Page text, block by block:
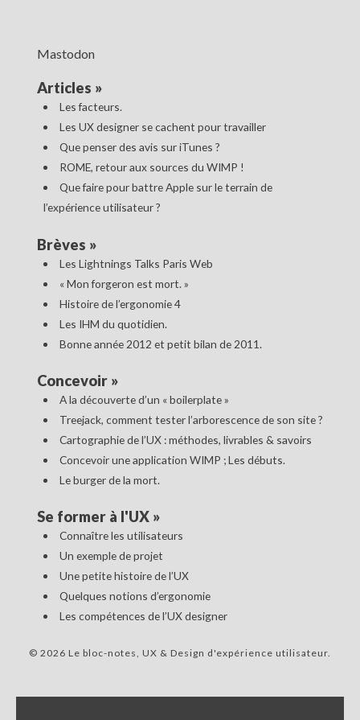
Mastodon
Articles »
Les facteurs.
Les UX designer se cachent pour travailler
Que penser des avis sur iTunes ?
ROME, retour aux sources du WIMP !
Que faire pour battre Apple sur le terrain de
l’expérience utilisateur ?
Brèves »
Les Lightnings Talks Paris Web
« Mon forgeron est mort. »
Histoire de l’ergonomie 4
Les IHM du quotidien.
Bonne année 2012 et petit bilan de 2011.
Concevoir»
A la découverte d’un « boilerplate »
Treejack, comment tester l’arborescence de son site ?
Cartographie de l’UX : méthodes, livrables & savoirs
Concevoir une application WIMP ; Les débuts.
Le burger de la mort.
Se former à l'UX»
Connaître les utilisateurs
Un exemple de projet
Une petite histoire de l’UX
Quelques notions d’ergonomie
Les compétences de l’UX designer
© 2026 Le bloc-notes, UX & Design d'expérience utilisateur